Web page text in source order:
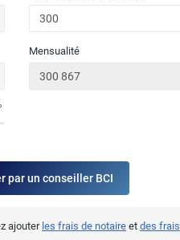
Mensualité
par un conseiller BCI
ajouter les frais de notaire et des frais